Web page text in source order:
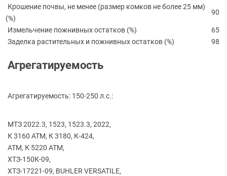
Крошение почвы, не менее (размер комков не более 25 мм)
(%)
90
Измельчение пожнивных остатков (%)
65
Заделка растительных и пожнивных остатков (%) 98
Агрегатируемость
Агрегатируемость: 150-250 л.с.:
МТЗ 2022.3, 1523, 1523.3, 2022,
К 3160 АТМ, К 3180, К-424,
АТМ, К 5220 АТМ,
ХТЗ-150К-09,
ХТЗ-17221-09, BUHLER VERSATILE,